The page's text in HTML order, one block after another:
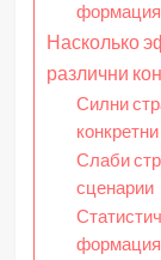
Насколько
различни
Силни
Слаби
сценарии